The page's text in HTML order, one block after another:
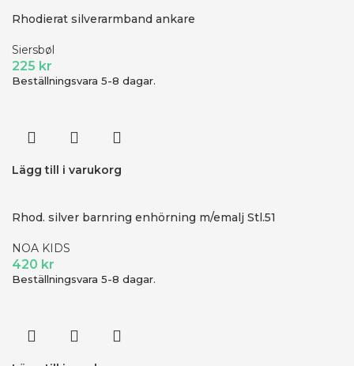
Rhodierat silverarmband ankare
Siersbøl
225 kr
Beställningsvara 5-8 dagar.
Lägg till i varukorg
Rhod. silver barnring enhörning m/emalj Stl.51
NOA KIDS
420 kr
Beställningsvara 5-8 dagar.